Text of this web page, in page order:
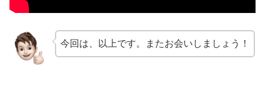
今回は、以上です。またお会いしましょう！